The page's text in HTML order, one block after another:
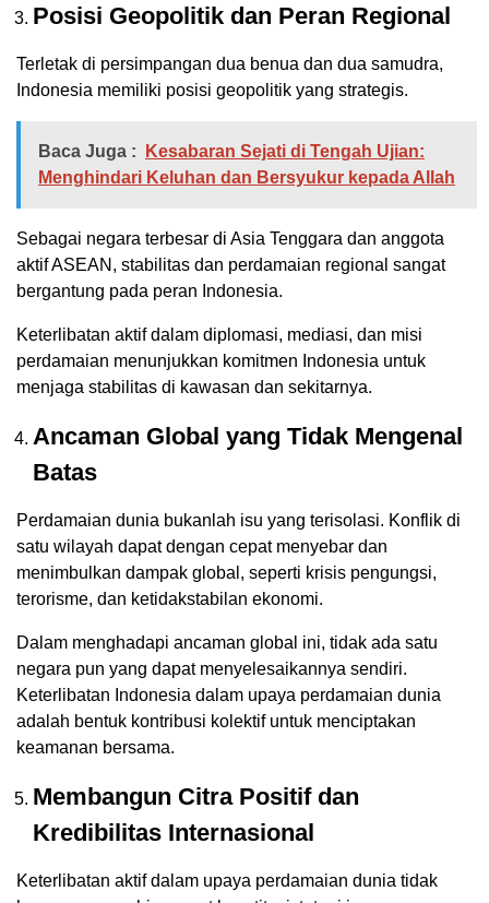
Posisi Geopolitik dan Peran Regional
Terletak di persimpangan dua benua dan dua samudra,
Indonesia memiliki posisi geopolitik yang strategis.
Baca Juga :
Kesabaran Sejati di Tengah Ujian:
Menghindari Keluhan dan Bersyukur kepada Allah
Sebagai negara terbesar di Asia Tenggara dan anggota
aktif ASEAN, stabilitas dan perdamaian regional sangat
bergantung pada peran Indonesia.
Keterlibatan aktif dalam diplomasi, mediasi, dan misi
perdamaian menunjukkan komitmen Indonesia untuk
menjaga stabilitas di kawasan dan sekitarnya.
Ancaman Global yang Tidak Mengenal
Batas
Perdamaian dunia bukanlah isu yang terisolasi. Konflik di
satu wilayah dapat dengan cepat menyebar dan
menimbulkan dampak global, seperti krisis pengungsi,
terorisme, dan ketidakstabilan ekonomi.
Dalam menghadapi ancaman global ini, tidak ada satu
negara pun yang dapat menyelesaikannya sendiri.
Keterlibatan Indonesia dalam upaya perdamaian dunia
adalah bentuk kontribusi kolektif untuk menciptakan
keamanan bersama.
Membangun Citra Positif dan
Kredibilitas Internasional
Keterlibatan aktif dalam upaya perdamaian dunia tidak